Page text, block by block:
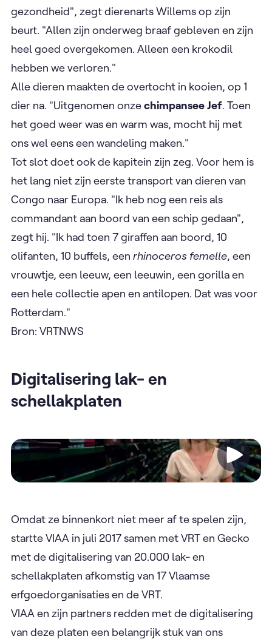
gezondheid", zegt dierenarts Willems op zijn
beurt. "Allen zijn onderweg braaf gebleven en zijn
heel goed overgekomen. Alleen een krokodil
hebben we verloren."
Alle dieren maakten de overtocht in kooien, op 1
dier na. "Uitgenomen onzechimpansee Jef. Toen
het goed weer was en warm was, mocht hij met
ons wel eens een wandeling maken."
Tot slot doet ook de kapitein zijn zeg. Voor hem is
het lang niet zijn eerste transport van dieren van
Congo naar Europa. "Ik heb nog een reis als
commandant aan boord van een schip gedaan",
zegt hij. "Ik had toen 7 giraffen aan boord, 10
olifanten, 10 buffels, een rhinoceros femelle, een
vrouwtje, een leeuw, een leeuwin, een gorilla en
een hele collectie apen en antilopen. Dat was voor
Rotterdam."
Bron: VRTNWS
Digitalisering lak- en
schellakplaten
Video
Omdat ze binnenkort niet meer af te spelen zijn,
startte VIAA in juli 2017 samen met VRT en Gecko
met de digitalisering van 20.000 lak- en
schellakplaten afkomstig van 17 Vlaamse
erfgoedorganisaties en de VRT.
VIAA en zijn partners redden met de digitalisering
van deze platen een belangrijk stuk van ons